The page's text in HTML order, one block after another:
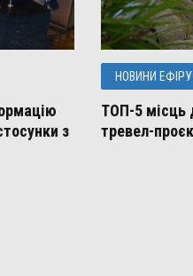
з
НОВИНИ ЕФІРУ
ТОП-5 місць
тревел-